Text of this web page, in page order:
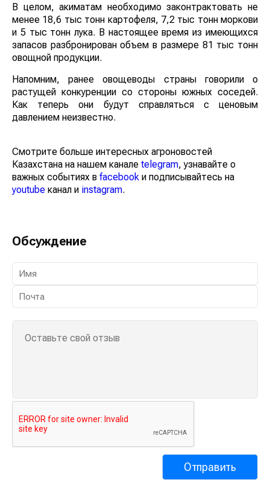
В целом, акиматам необходимо законтрактовать не
менее 18,6 тыс тонн картофеля, 7,2 тыс тонн моркови
и 5 тыс тонн лука. В настоящее время из имеющихся
запасов разбронирован объем в размере 81 тыс тонн
овощной продукции.
Напомним, ранее овощеводы страны говорили о
растущей конкуренции со стороны южных соседей.
Как теперь они будут справляться с ценовым
давлением неизвестно.
Смотрите больше интересных агроновостей
Казахстана на нашем канале telegram, узнавайте о
важных событиях в facebook и подписывайтесь на
youtube канал и instagram.
Обсуждение